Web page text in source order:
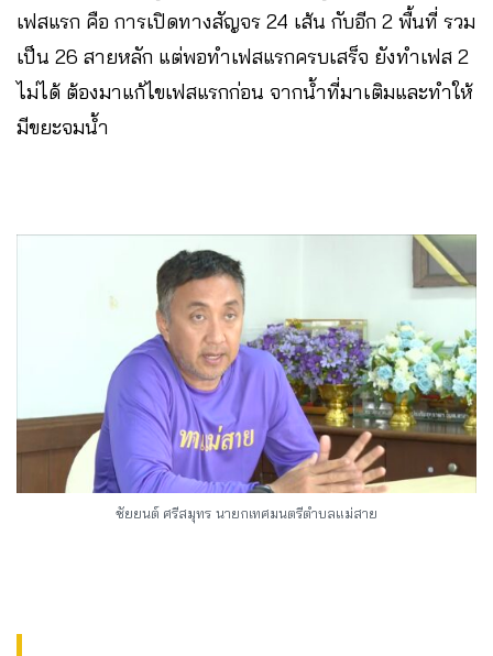
เฟสแรก คือ การเปิดทางสัญจร 24 เส้น กับอีก 2 พื้นที่ รวม
เป็น 26 สายหลัก แต่พอทำเฟสแรกครบเสร็จ ยังทำเฟส 2
ไม่ได้ ต้องมาแก้ไขเฟสแรกก่อน จากน้ำที่มาเติมและทำให้
มีขยะจมน้ำ
ชัยยนต์ ศรีสมุทร นายกเทศมนตรีตำบลแม่สาย